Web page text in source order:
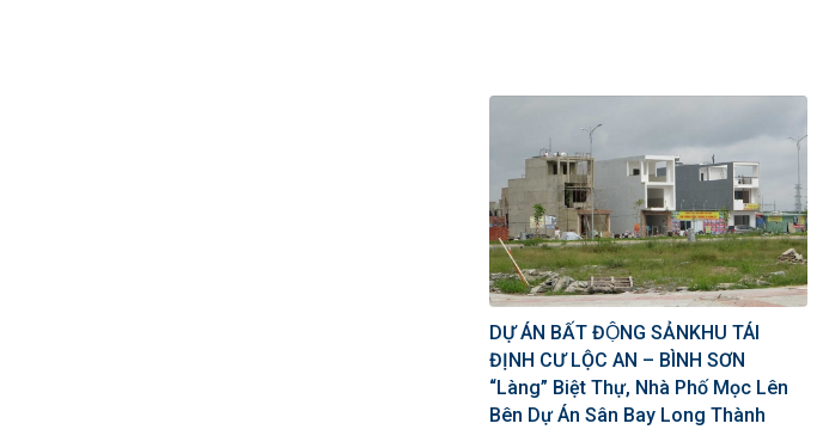
DỰ ÁN BẤT ĐỘNG SẢNKHU TÁI
ĐỊNH CƯ LỘC AN – BÌNH SƠN
“Làng” Biệt Thự, Nhà Phố Mọc Lên
Bên Dự Án Sân Bay Long Thành